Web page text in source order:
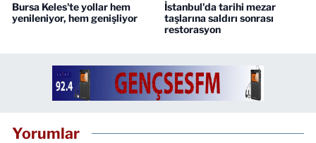
Bursa Keles'te yollar hem
yenileniyor, hem genişliyor
İstanbul'da tarihi mezar
taşlarına saldırı sonrası
restorasyon
Yorumlar